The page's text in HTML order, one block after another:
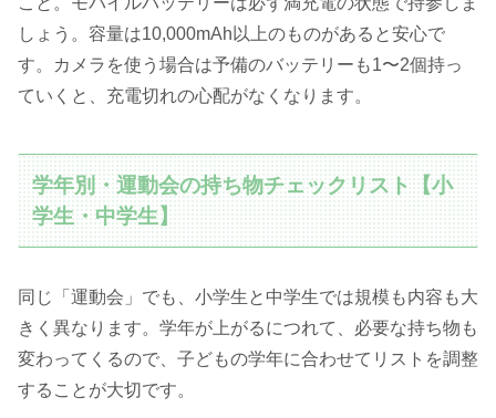
しょう。容量は10,000mAh以上のものがあると安心で
す。カメラを使う場合は予備のバッテリーも1〜2個持っ
ていくと、充電切れの心配がなくなります。
学年別・運動会の持ち物チェックリスト【小
学生・中学生】
同じ「運動会」でも、小学生と中学生では規模も内容も大
きく異なります。学年が上がるにつれて、必要な持ち物も
変わってくるので、子どもの学年に合わせてリストを調整
することが大切です。